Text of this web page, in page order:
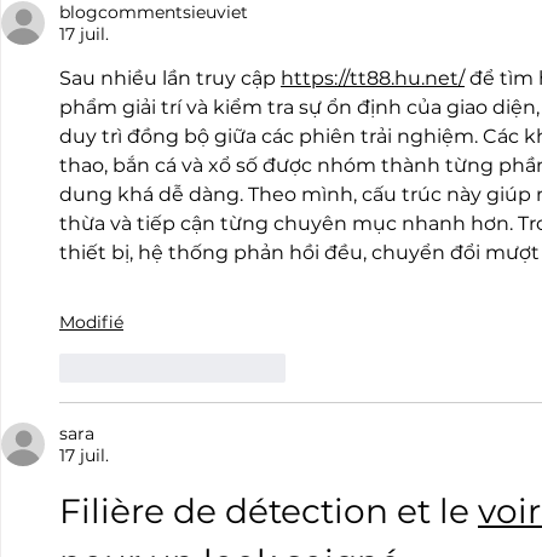
blogcommentsieuviet
17 juil.
Sau nhiều lần truy cập https://tt88.hu.net/ để tìm
phẩm giải trí và kiểm tra sự ổn định của giao
duy trì đồng bộ giữa các phiên trải nghiệm. Các
thao, bắn cá và xổ số được nhóm thành từng
dung khá dễ dàng. Theo mình, cấu trúc này
thừa và tiếp cận từng chuyên mục nhanh hơn.
thiết bị, hệ thống phản hồi đều, chuyển đổi
Modifié
sara
17 juil.
Filière de détection et le